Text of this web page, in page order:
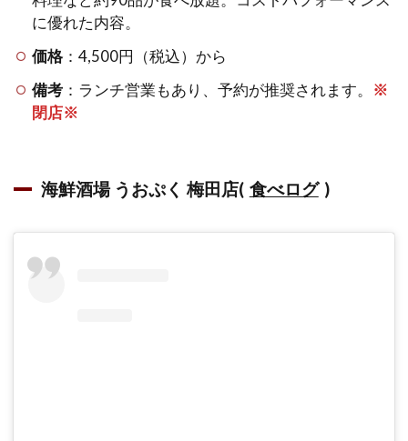
に優れた内容。
価格 ：4,500円（税込）から
備考 ：ランチ営業もあり、予約が推奨されます。 ※
閉店※
海鮮酒場 うおぷく 梅田店( 食べログ )